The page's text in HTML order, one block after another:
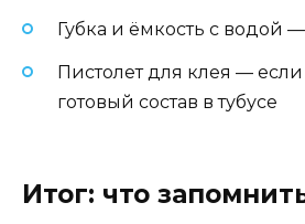
Губка и ёмкость с водой
Пистолет для клея — если
готовый состав в тубусе
Итог: что